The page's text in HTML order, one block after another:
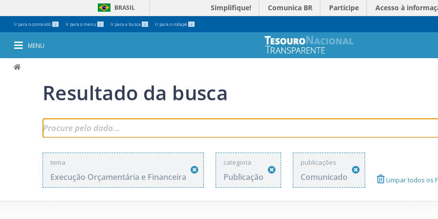
Ir para o conteúdo 1 Ir para o menu 2 Ir para a busca 3 Ir para o rodapé 4
BRASIL Simplifique! Comunica BR Participe Acesso à
MENU
Resultado da busca
tema
Execução Orçamentária e Financeira
categoria
Publicação
publicações
Comunicado Limpar todos os